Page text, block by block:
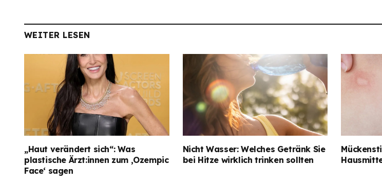
WEITER LESEN
„Haut verändert sich“: Was
plastische Ärzt:innen zum ‚Ozempic
Face‘ sagen
Nicht Wasser: Welches Getränk Sie
bei Hitze wirklich trinken sollten